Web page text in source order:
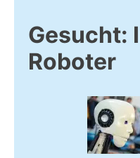
Gesucht:
Roboter